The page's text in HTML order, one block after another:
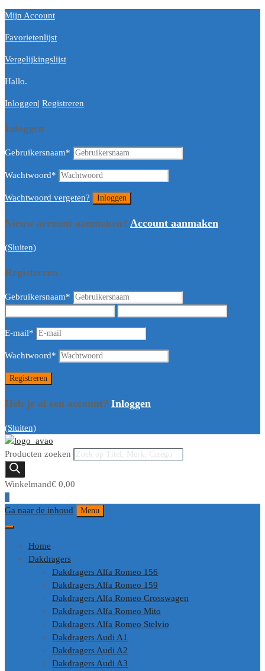
Mijn Account
Favorietenlijst
Vergelijkingslijst
Hallo.
Inloggen| Registreren
Inloggen
Gebruikersnaam*
Wachtwoord*
Wachtwoord vergeten?
Nieuw account aanmaken? Account aanmaken
(Sluiten)
Registreren
Gebruikersnaam*
E-mail*
Wachtwoord*
Heb je al een account? Inloggen
(Sluiten)
Producten zoeken
Winkelmand€ 0,00
0
Ga naar de inhoud
Menu
Home
Dakdragers
Dakdragers Alfa Romeo 156
Dakdragers Alfa Romeo 159
Dakdragers Alfa Romeo Crosswagen
Dakdragers Alfa Romeo Mito
Dakdragers Alfa Romeo Stelvio
Dakdragers Audi A1
Dakdragers Audi A2
Dakdragers Audi A3